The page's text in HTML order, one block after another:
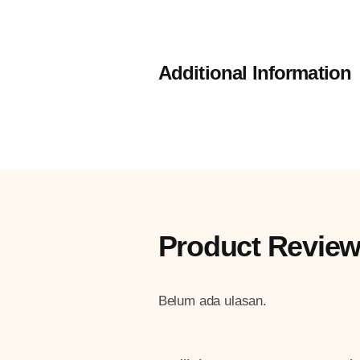
Additional Information
Product
Belum ada ulasan.